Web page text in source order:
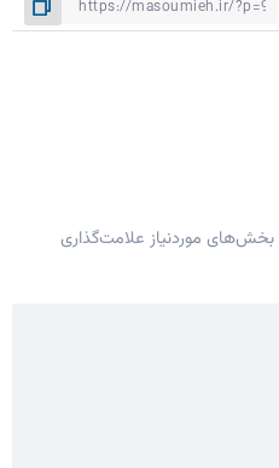
بخش‌های موردنیاز علامت‌گذاری